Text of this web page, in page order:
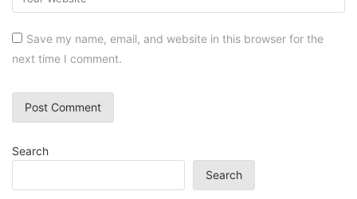
Save my name, email, and website in this browser for the
next time I comment.
Search
Search